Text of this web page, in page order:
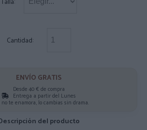
Cantidad:
ENVÍO GRATIS
Desde 40 € de compra
Entrega a partir del Lunes
no te enamora, lo cambias sin drama.
del producto